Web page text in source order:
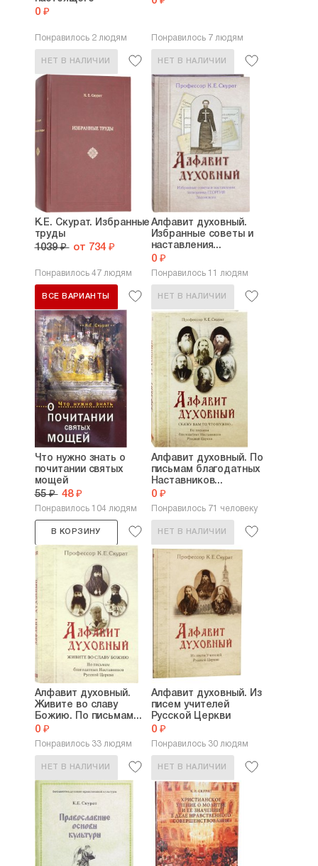
0 ₽
Понравилось 2 людям
НЕТ В НАЛИЧИИ
Понравилось 7 людям
НЕТ В НАЛИЧИИ
К.Е. Скурат. Избранные
труды
1039 ₽ от 734 ₽
Понравилось 47 людям
ВСЕ ВАРИАНТЫ
Алфавит духовный.
Избранные советы и
наставления...
0 ₽
Понравилось 11 людям
НЕТ В НАЛИЧИИ
Что нужно знать о
почитании святых
мощей
55 ₽ 48 ₽
Понравилось 104 людям
В КОРЗИНУ
Алфавит духовный. По
письмам благодатных
Наставников...
0 ₽
Понравилось 71 человеку
НЕТ В НАЛИЧИИ
Алфавит духовный.
Живите во славу
Божию. По письмам...
0 ₽
Понравилось 33 людям
НЕТ В НАЛИЧИИ
Алфавит духовный. Из
писем учителей
Русской Церкви
0 ₽
Понравилось 30 людям
НЕТ В НАЛИЧИИ